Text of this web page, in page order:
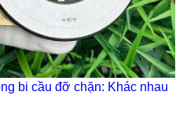
bi cầu đỡ chặn: Khác nhau